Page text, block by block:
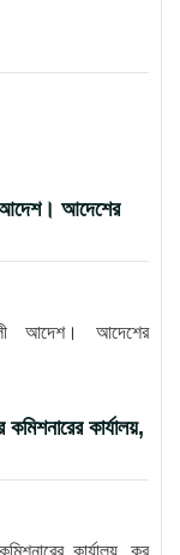
আদেশ। আদেশের
আদেশ। আদেশের
কার্যালয়,
কার্যালয়, কর